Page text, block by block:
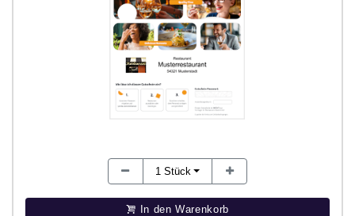
1 Stück
In den Warenkorb